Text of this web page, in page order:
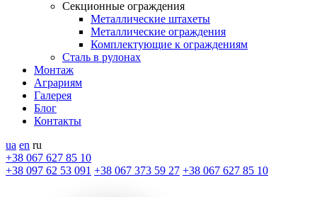
Секционные ограждения
Металлические штахеты
Металлические ограждения
Комплектующие к ограждениям
Сталь в рулонах
Монтаж
Аграриям
Галерея
Блог
Контакты
ua en ru
+38 067 627 85 10
+38 097 62 53 091 +38 067 373 59 27 +38 067 627 85 10